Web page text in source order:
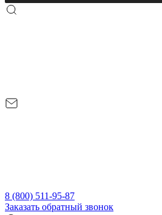
8 (800) 511-95-87
Заказать обратный звонок